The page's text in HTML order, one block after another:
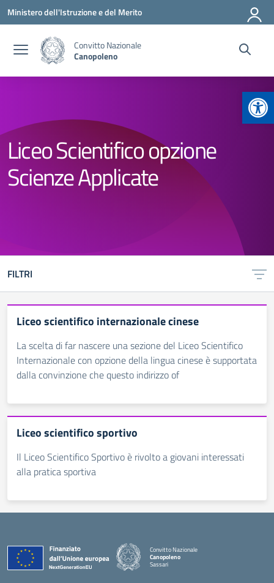
Vai ai contenuti
Vai al menu di navigazione
Vai al footer
Ministero dell'Istruzione e del Merito
Convitto Nazionale
Canopoleno
Liceo Scientifico opzione
Scienze Applicate
FILTRI
Liceo scientifico internazionale cinese
La scelta di far nascere una sezione del Liceo Scientifico
Internazionale con opzione della lingua cinese è supportata
dalla convinzione che questo indirizzo of
Liceo scientifico sportivo
Il Liceo Scientifico Sportivo è rivolto a giovani interessati
alla pratica sportiva
Convitto Nazionale
Canopoleno
Sassari